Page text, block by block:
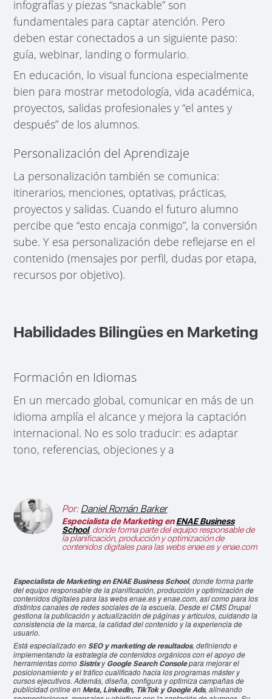
infografías y piezas “snackable” son
fundamentales para captar atención. Pero
deben estar conectados a un siguiente paso:
guía, webinar, landing o formulario.
En educación, lo visual funciona especialmente
bien para mostrar metodología, vida académica,
proyectos, salidas profesionales y “el antes y
después” de los alumnos.
Personalización del Aprendizaje
La personalización también se comunica:
itinerarios, menciones, optativas, prácticas,
proyectos y salidas. Cuando el futuro alumno
percibe que “esto encaja conmigo”, la conversión
sube. Y esa personalización debe reflejarse en el
contenido (mensajes por perfil, dudas por etapa,
recursos por objetivo).
Habilidades Bilingües en Marketing
Formación en Idiomas
En un mercado global, comunicar en más de un
idioma amplía el alcance y mejora la captación
internacional. No es solo traducir: es adaptar
tono, referencias, objeciones y a
Por: Daniel Román Barker
Especialista de Marketing enENAE Business
School, donde forma parte del equipo responsable de
la planificación, producción y optimización de
contenidos digitales para las webs enae.es y enae.com
Especialista de Marketing en ENAE Business School, donde forma parte
del equipo responsable de la planificación, producción y optimización de
contenidos digitales para las webs enae.es y enae.com, así como para los
distintos canales de redes sociales de la escuela. Desde el CMS Drupal
gestiona la publicación y actualización de páginas y artículos, cuidando la
consistencia de la marca, la calidad del contenido y la experiencia de
usuario.
Está especializado en SEO y marketing de resultados, definiendo e
implementando la estrategia de contenidos orgánicos con el apoyo de
herramientas como Sistrixy Google Search Consolepara mejorar el
posicionamiento y el tráfico cualificado hacia los programas máster y
cursos ejecutivos. Además, diseña, configura y optimiza campañas de
publicidad online en Meta, LinkedIn, TikTok y Google Ads, alineando